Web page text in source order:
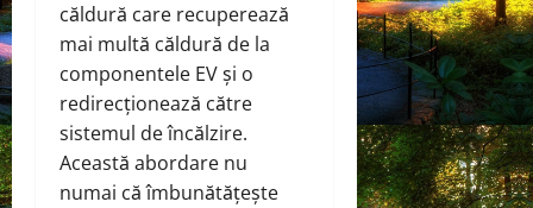
căldură care recuperează
mai multă căldură de la
componentele EV și o
redirecționează către
sistemul de încălzire.
Această abordare nu
numai că îmbunătățește